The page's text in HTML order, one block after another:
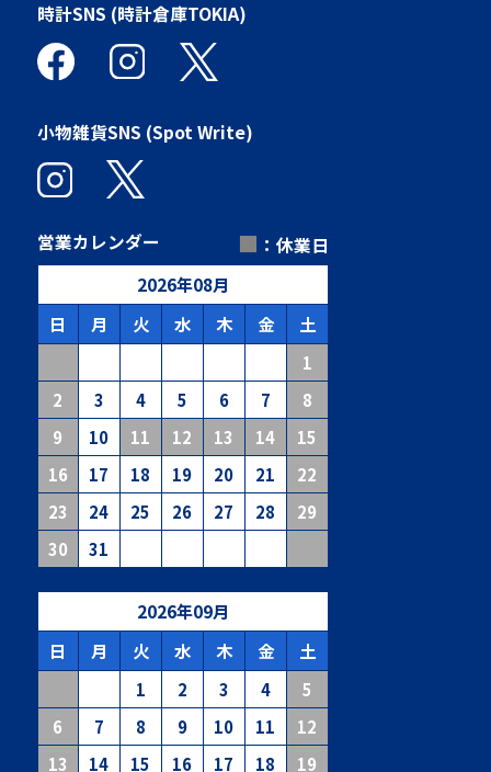
時計SNS (時計倉庫TOKIA)
小物雑貨SNS (Spot Write)
営業カレンダー ■ ：休業日
2026年08月
日
月 火 水 木 金 土
1
2
3 4 5 6 7
8
9
10 11 12 13 14
15
16
17 18 19 20 21
22
23
24 25 26 27 28
29
30
31
2026年09月
日
月 火 水 木 金 土
1 2 3 4
5
6
7 8 9 10 11
12
13
14 15 16 17 18
19